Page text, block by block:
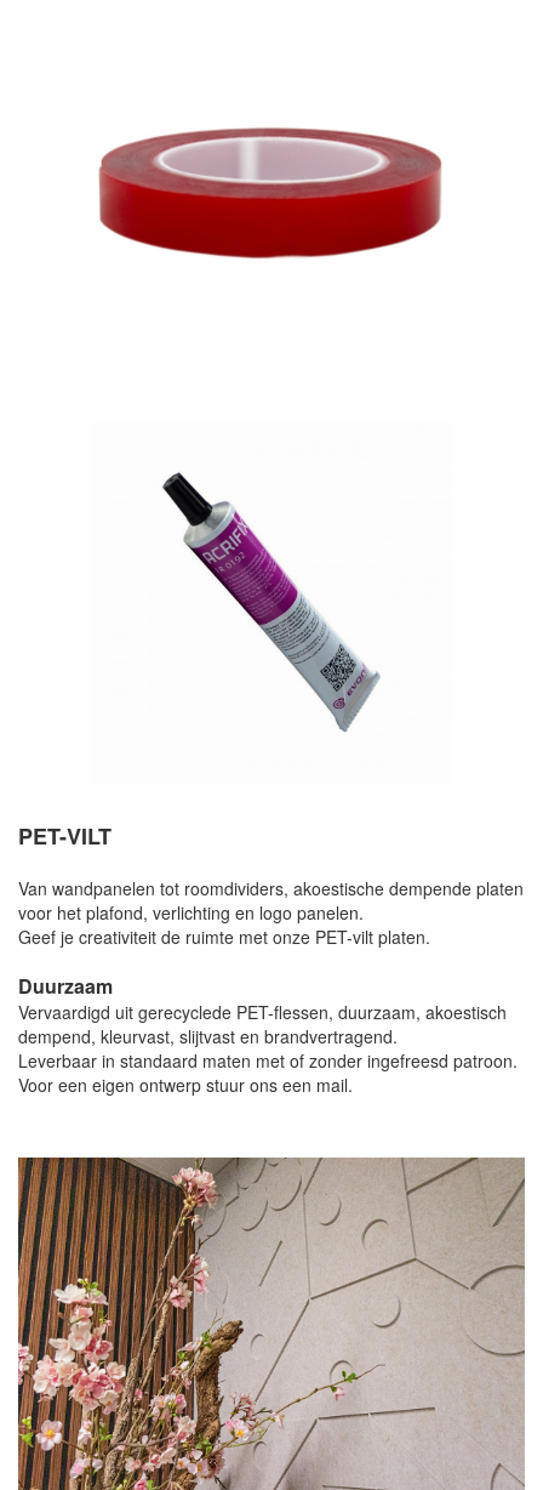
PET-VILT
Van wandpanelen tot roomdividers, akoestische dempende platen
voor het plafond, verlichting en logo panelen.
Geef je creativiteit de ruimte met onze PET-vilt platen.
Duurzaam
Vervaardigd uit gerecyclede PET-flessen, duurzaam, akoestisch
dempend, kleurvast, slijtvast en brandvertragend.
Leverbaar in standaard maten met of zonder ingefreesd patroon.
Voor een eigen ontwerp stuur ons een mail.